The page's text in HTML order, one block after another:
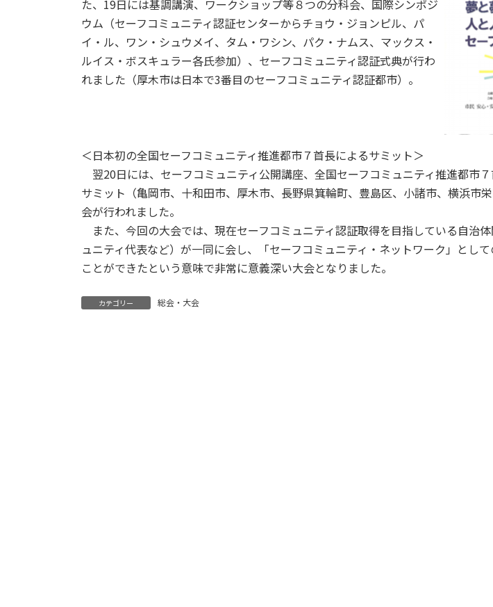
た、19日には基調講演、ワークショップ等８つの分科会、国際シンポジ
ウム（セーフコミュニティ認証センターからチョウ・ジョンピル、パ
イ・ル、ワン・シュウメイ、タム・ワシン、パク・ナムス、マックス・
ルイス・ボスキュラー各氏参加）、セーフコミュニティ認証式典が行わ
れました（厚木市は日本で3番目のセーフコミュニティ認証都市）。
＜日本初の全国セーフコミュニティ推進都市７首長によるサミット＞
翌20日には、セーフコミュニティ公開講座、全国セーフコミュニティ推進都市
サミット（亀岡市、十和田市、厚木市、長野県箕輪町、豊島区、小諸市、横浜市
会が行われました。
また、今回の大会では、現在セーフコミュニティ認証取得を目指している自治
ュニティ代表など）が一同に会し、「セーフコミュニティ・ネットワーク」とし
ことができたという意味で非常に意義深い大会となりました。
カテゴリー 総会・大会